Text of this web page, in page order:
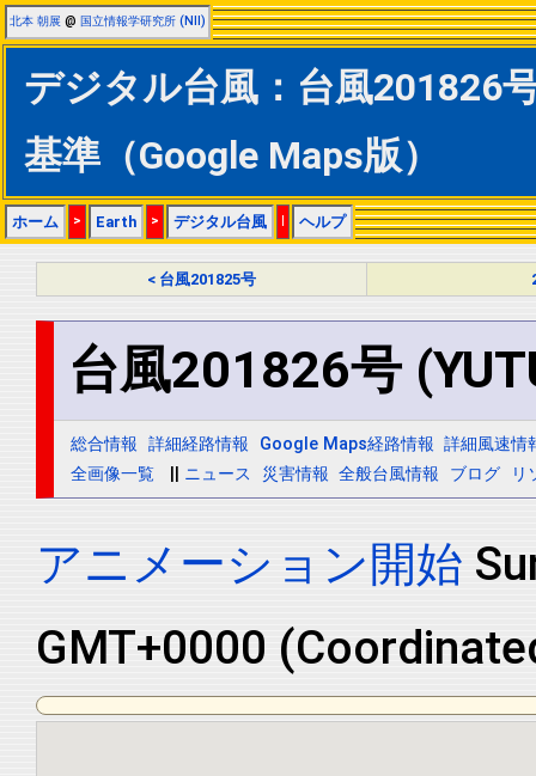
北本 朝展 @ 国立情報学研究所 (NII)
デジタル台風：台風201826
基準（Google Maps版）
ホーム > Earth > デジタル台風 | ヘルプ
< 台風201825号
台風201826号
総合情報 詳細経路情報 Google Maps経路情報 詳細風速情
全画像一覧
ニュース 災害情報 全般台風情報 ブログ リ
アニメーション開始
GMT+0000